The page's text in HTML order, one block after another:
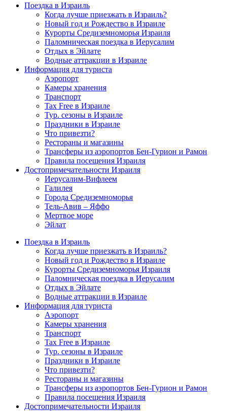
Поездка в Израиль
Когда лучше приезжать в Израиль?
Новый год и Рождество в Израиле
Курорты Средиземноморья Израиля
Паломническая поездка в Иерусалим
Отдых в Эйлате
Водные аттракции в Израиле
Информация для туриста
Аэропорт
Камеры хранения
Транспорт
Tax Free в Израиле
Тур. сезоны в Израиле
Праздники в Израиле
Что привезти?
Рестораны и магазины
Трансферы из аэропортов Бен-Гурион и Рамон
Правила посещения Израиля
Достопримечательности Израиля
Иерусалим-Вифлеем
Галилея
Города Средиземноморья
Тель-Авив – Яффо
Мертвое море
Эйлат
Поездка в Израиль
Когда лучше приезжать в Израиль?
Новый год и Рождество в Израиле
Курорты Средиземноморья Израиля
Паломническая поездка в Иерусалим
Отдых в Эйлате
Водные аттракции в Израиле
Информация для туриста
Аэропорт
Камеры хранения
Транспорт
Tax Free в Израиле
Тур. сезоны в Израиле
Праздники в Израиле
Что привезти?
Рестораны и магазины
Трансферы из аэропортов Бен-Гурион и Рамон
Правила посещения Израиля
Достопримечательности Израиля